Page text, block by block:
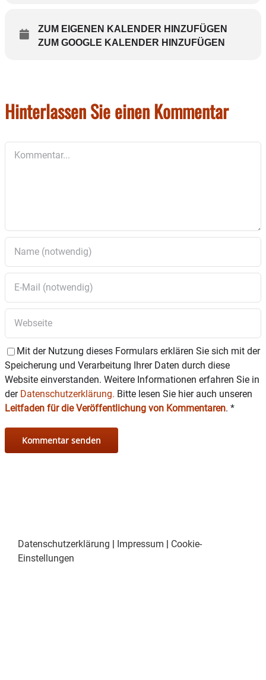
ZUM EIGENEN KALENDER HINZUFÜGEN
ZUM GOOGLE KALENDER HINZUFÜGEN
Hinterlassen Sie einen Kommentar
Mit der Nutzung dieses Formulars erklären Sie sich mit der
Speicherung und Verarbeitung Ihrer Daten durch diese
Website einverstanden. Weitere Informationen erfahren Sie in
der Datenschutzerklärung. Bitte lesen Sie hier auch unseren
Leitfaden für die Veröffentlichung von Kommentaren. *
Datenschutzerklärung | Impressum | Cookie-
Einstellungen